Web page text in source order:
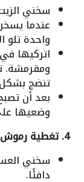
سخني
عندما
واحدة تلو
اتركيها
ومقرمشة.
تنضج
بعد أن
وضعيها
4. تغطية رموش الست بالعسل:
سخني
دافئًا.